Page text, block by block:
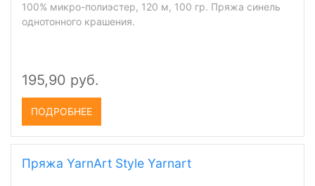
100% микро-полиэстер, 120 м, 100 гр. Пряжа синель
однотонного крашения.
195,90 руб.
ПОДРОБНЕЕ
Пряжа YarnArt Style Yarnart